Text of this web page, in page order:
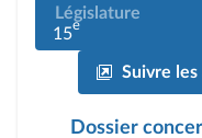
Législature
15e
Suivre
Dossier